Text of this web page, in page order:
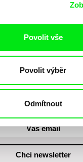
Povolit vše
Povolit výběr
Odmítnout
filmovém